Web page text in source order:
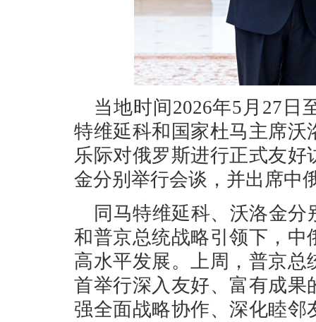
当地时间2026年5月27日
特维延科和国家杜马主席
乐际对俄罗斯进行正式友
金分别举行会谈，并出席中
同马特维延科、沃洛金
和普京总统战略引领下，
高水平发展。上周，普京
首举行深入友好、富有成
强全面战略协作、深化睦